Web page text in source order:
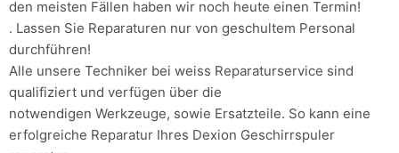
den meisten Fällen haben wir noch heute einen Termin!
. Lassen Sie Reparaturen nur von geschultem Personal
durchführen!
Alle unsere Techniker bei weiss Reparaturservice sind
qualifiziert und verfügen über die
notwendigen Werkzeuge, sowie Ersatzteile. So kann eine
erfolgreiche Reparatur Ihres Dexion Geschirrspuler